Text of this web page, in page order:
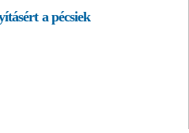
a pécsiek